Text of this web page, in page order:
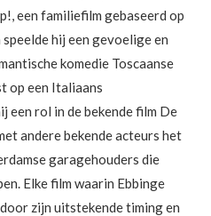
een familiefilm gebaseerd op
hij een gevoelige en
komedie Toscaanse
op een Italiaans
een rol in de bekende film De
andere bekende acteurs het
garagehouders die
Elke film waarin Ebbinge
zijn uitstekende timing en